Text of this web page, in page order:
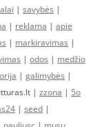
| savybės |
| reklama | apie
| markiravimas |
| odos | medžio
| galimybės |
| zzona | 5o
| seed |